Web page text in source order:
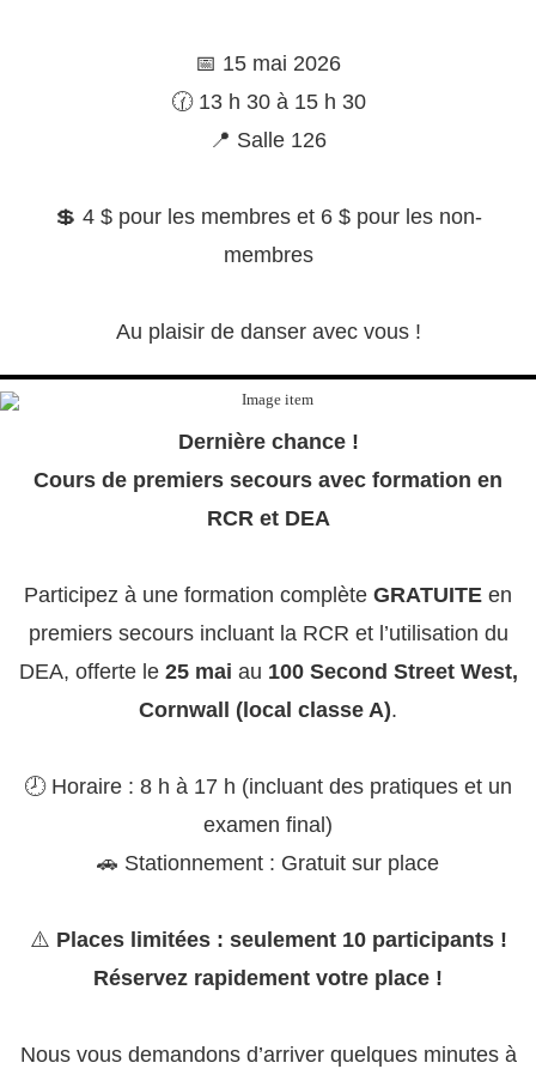
📅 15 mai 2026
🕜 13 h 30 à 15 h 30
📍 Salle 126
💲 4 $ pour les membres et 6 $ pour les non-
membres
Au plaisir de danser avec vous !
Dernière chance !
Cours de premiers secours avec formation en
RCR et DEA
Participez à une formation complète GRATUITE en
premiers secours incluant la RCR et l’utilisation du
DEA, offerte le 25 mai au 100 Second Street West,
Cornwall (local classe A).
🕗 Horaire : 8 h à 17 h (incluant des pratiques et un
examen final)
🚗 Stationnement : Gratuit sur place
⚠️ Places limitées : seulement 10 participants !
Réservez rapidement votre place !
Nous vous demandons d’arriver quelques minutes à